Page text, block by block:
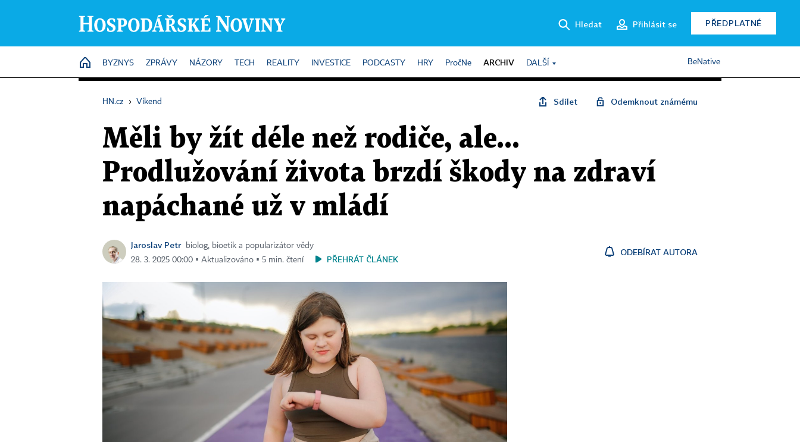
Hledat Přihlásit se PŘEDPLATNÉ
HOME
BYZNYS ZPRÁVY NÁZORY TECH REALITY INVESTICE PODCASTY HRY PročNe ARCHIV DALŠÍ BeNative
HN.cz › Víkend Sdílet Odemknout známému
Měli by žít déle než rodiče, ale...
Prodlužování života brzdí škody na zdraví
napáchané už v mládí
Jaroslav Petr
biolog, bioetik a popularizátor vědy
28. 3. 2025 00:00 ▪ Aktualizováno ▪ 5 min. čtení
PŘEHRÁT ČLÁNEK
ODEBÍRAT AUTORA